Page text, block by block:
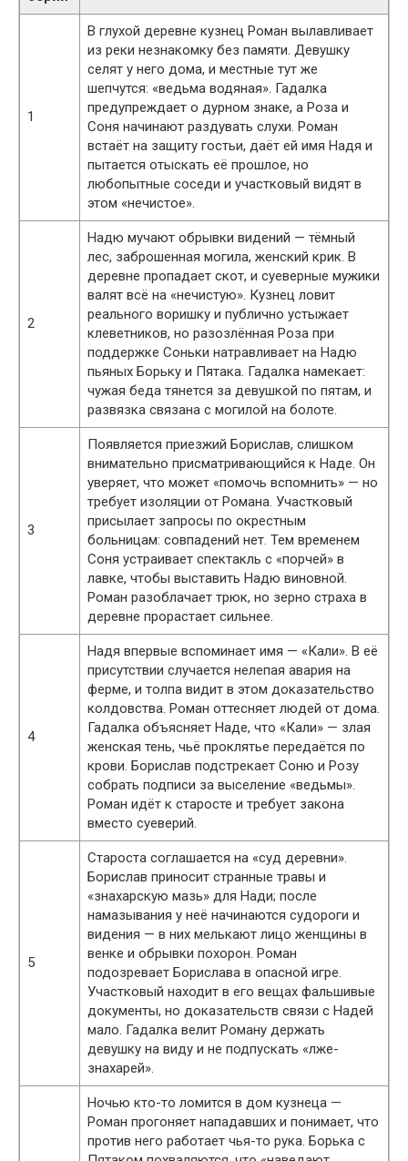
1
В глухой деревне кузнец Роман вылавливает
из реки незнакомку без памяти. Девушку
селят у него дома, и местные тут же
шепчутся: «ведьма водяная». Гадалка
предупреждает о дурном знаке, а Розa и
Соня начинают раздувать слухи. Роман
встаёт на защиту гостьи, даёт ей имя Надя и
пытается отыскать её прошлое, но
любопытные соседи и участковый видят в
этом «нечистое».
2
Надю мучают обрывки видений — тёмный
лес, заброшенная могила, женский крик. В
деревне пропадает скот, и суеверные мужики
валят всё на «нечистую». Кузнец ловит
реального воришку и публично устыжает
клеветников, но разозлённая Роза при
поддержке Соньки натравливает на Надю
пьяных Борьку и Пятака. Гадалка намекает:
чужая беда тянется за девушкой по пятам, и
развязка связана с могилой на болоте.
3
Появляется приезжий Борислав, слишком
внимательно присматривающийся к Наде. Он
уверяет, что может «помочь вспомнить» — но
требует изоляции от Романа. Участковый
присылает запросы по окрестным
больницам: совпадений нет. Тем временем
Соня устраивает спектакль с «порчей» в
лавке, чтобы выставить Надю виновной.
Роман разоблачает трюк, но зерно страха в
деревне прорастает сильнее.
4
Надя впервые вспоминает имя — «Кали». В её
присутствии случается нелепая авария на
ферме, и толпа видит в этом доказательство
колдовства. Роман оттесняет людей от дома.
Гадалка объясняет Наде, что «Кали» — злая
женская тень, чьё проклятье передаётся по
крови. Борислав подстрекает Соню и Розу
собрать подписи за выселение «ведьмы».
Роман идёт к старосте и требует закона
вместо суеверий.
5
Староста соглашается на «суд деревни».
Борислав приносит странные травы и
«знахарскую мазь» для Нади; после
намазывания у неё начинаются судороги и
видения — в них мелькают лицо женщины в
венке и обрывки похорон. Роман
подозревает Борислава в опасной игре.
Участковый находит в его вещах фальшивые
документы, но доказательств связи с Надей
мало. Гадалка велит Роману держать
девушку на виду и не подпускать «лже-
знахарей».
Ночью кто-то ломится в дом кузнеца —
Роман прогоняет нападавших и понимает, что
против него работает чья-то рука. Борька с